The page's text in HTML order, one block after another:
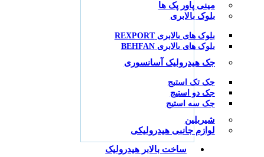
مینی پاور پک ها
بلوک بالابری
بلوک های بالابری REXPORT
بلوک های بالابری BEHFAN
جک هیدرولیک آسانسوری
جک تک استیج
جک دو استیج
جک سه استیج
شیربلین
لوازم جانبی هیدرولیکی
ساخت بالابر هیدرولیک